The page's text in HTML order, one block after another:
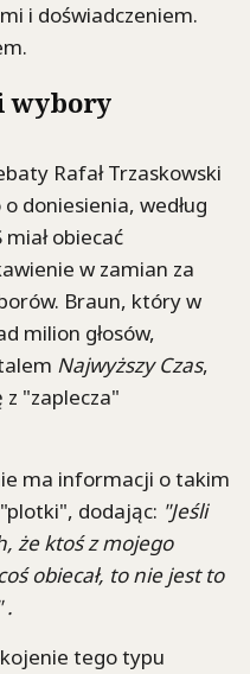
i doświadczeniem.
wybory
Rafał Trzaskowski
doniesienia, według
obiecać
w zamian za
Braun, który w
milion głosów,
Najwyższy Czas,
"zaplecza"
ma informacji o takim
dodając: "Jeśli
że ktoś z mojego
obiecał, to nie jest to
.
tego typu